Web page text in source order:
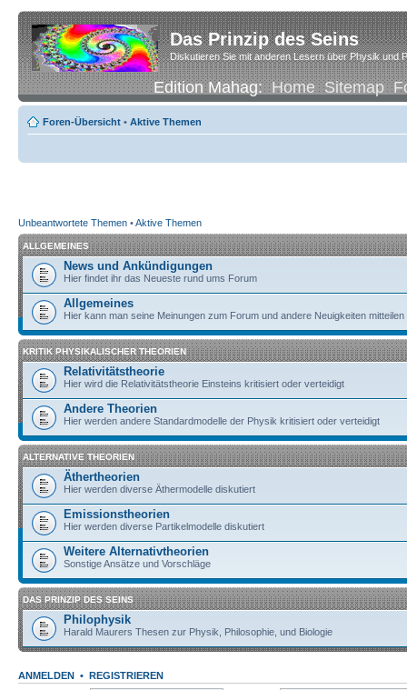
Das Prinzip des Seins
Diskutieren Sie mit anderen Lesern über Physik und
Edition Mahag:Home Sitemap
Foren-Übersicht • Aktive Themen
Unbeantwortete Themen •Aktive Themen
ALLGEMEINES
News und Ankündigungen
Hier findet ihr das Neueste rund ums Forum
Allgemeines
Hier kann man seine Meinungen zum Forum und andere Neuigkeiten mitteilen
KRITIK PHYSIKALISCHER THEORIEN
Relativitätstheorie
Hier wird die Relativitätstheorie Einsteins kritisiert oder verteidigt
Andere Theorien
Hier werden andere Standardmodelle der Physik kritisiert oder verteidigt
ALTERNATIVE THEORIEN
Äthertheorien
Hier werden diverse Äthermodelle diskutiert
Emissionstheorien
Hier werden diverse Partikelmodelle diskutiert
Weitere Alternativtheorien
Sonstige Ansätze und Vorschläge
DAS PRINZIP DES SEINS
Philophysik
Harald Maurers Thesen zur Physik, Philosophie, und Biologie
ANMELDEN • REGISTRIEREN